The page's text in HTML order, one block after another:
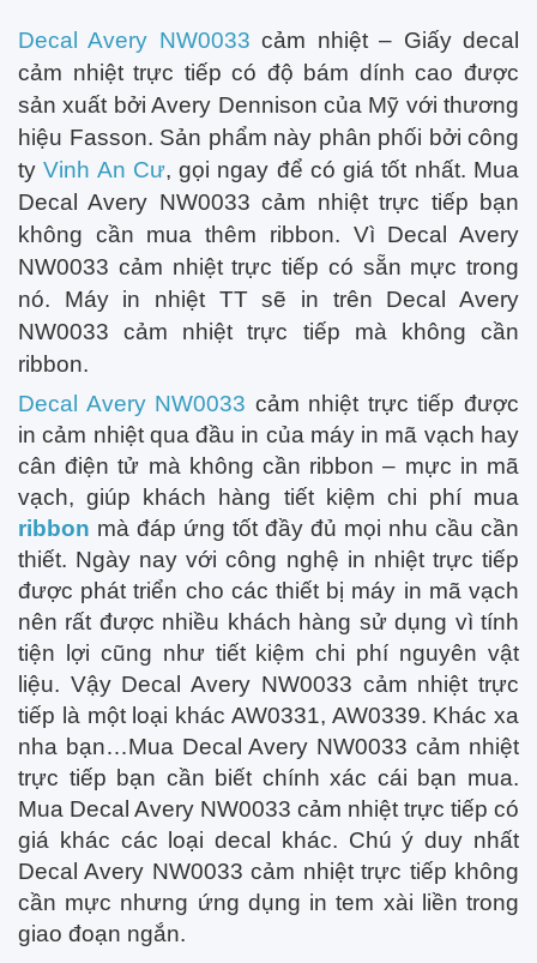
Decal Avery NW0033 cảm nhiệt – Giấy decal
cảm nhiệt trực tiếp có độ bám dính cao được
sản xuất bởi Avery Dennison của Mỹ với thương
hiệu Fasson. Sản phẩm này phân phối bởi công
tyVinh An Cư, gọi ngay để có giá tốt nhất. Mua
Decal Avery NW0033 cảm nhiệt trực tiếp bạn
không cần mua thêm ribbon. Vì Decal Avery
NW0033 cảm nhiệt trực tiếp có sẵn mực trong
nó. Máy in nhiệt TT sẽ in trên Decal Avery
NW0033 cảm nhiệt trực tiếp mà không cần
ribbon.
Decal Avery NW0033 cảm nhiệt trực tiếp được
in cảm nhiệt qua đầu in của máy in mã vạch hay
cân điện tử mà không cần ribbon – mực in mã
vạch, giúp khách hàng tiết kiệm chi phí mua
ribbon mà đáp ứng tốt đầy đủ mọi nhu cầu cần
thiết. Ngày nay với công nghệ in nhiệt trực tiếp
được phát triển cho các thiết bị máy in mã vạch
nên rất được nhiều khách hàng sử dụng vì tính
tiện lợi cũng như tiết kiệm chi phí nguyên vật
liệu. Vậy Decal Avery NW0033 cảm nhiệt trực
tiếp là một loại khác AW0331, AW0339. Khác xa
nha bạn…Mua Decal Avery NW0033 cảm nhiệt
trực tiếp bạn cần biết chính xác cái bạn mua.
Mua Decal Avery NW0033 cảm nhiệt trực tiếp có
giá khác các loại decal khác. Chú ý duy nhất
Decal Avery NW0033 cảm nhiệt trực tiếp không
cần mực nhưng ứng dụng in tem xài liền trong
giao đoạn ngắn.